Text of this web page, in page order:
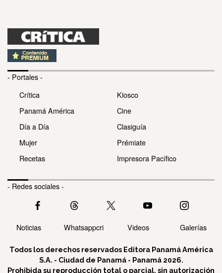
- Portales -
Crítica
Panamá América
Día a Día
Mujer
Recetas
Kiosco
Cine
Clasiguía
Prémiate
Impresora Pacífico
- Redes sociales -
Noticias Whatsappcri Videos Galerías
Todos los derechos reservados Editora Panamá América
S.A. - Ciudad de Panamá - Panamá 2026.
Prohibida su reproducción total o parcial, sin autorización